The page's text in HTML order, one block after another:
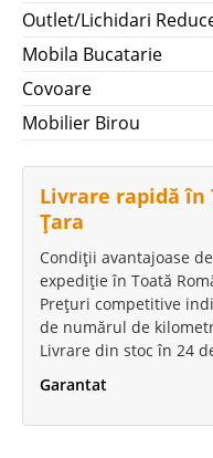
Outlet/Lichidari
Mobila Bucatarie
Covoare
Mobilier Birou
Livrare rapidă în
Țara
Condiții avantajoase de
expediție în Toată
Prețuri competitive
de numărul de
Livrare din stoc în 24
Garantat